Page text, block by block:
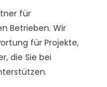
für
Betrieben. Wir
für Projekte,
die Sie bei